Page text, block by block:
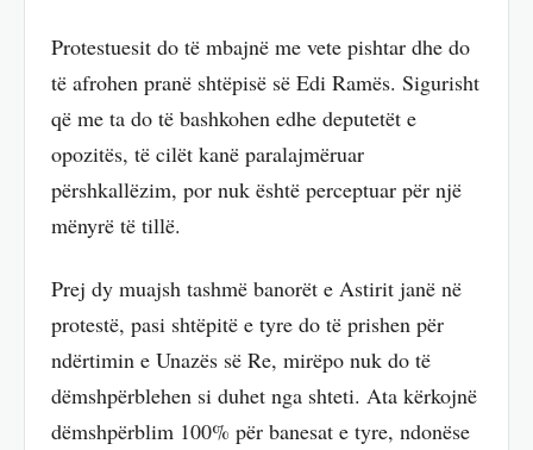
Protestuesit do të mbajnë me vete pishtar dhe do
të afrohen pranë shtëpisë së Edi Ramës. Sigurisht
që me ta do të bashkohen edhe deputetët e
opozitës, të cilët kanë paralajmëruar
përshkallëzim, por nuk është perceptuar për një
mënyrë të tillë.
Prej dy muajsh tashmë banorët e Astirit janë në
protestë, pasi shtëpitë e tyre do të prishen për
ndërtimin e Unazës së Re, mirëpo nuk do të
dëmshpërblehen si duhet nga shteti. Ata kërkojnë
dëmshpërblim 100% për banesat e tyre, ndonëse